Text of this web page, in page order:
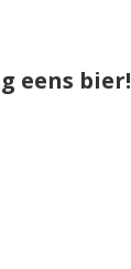
eens bier!